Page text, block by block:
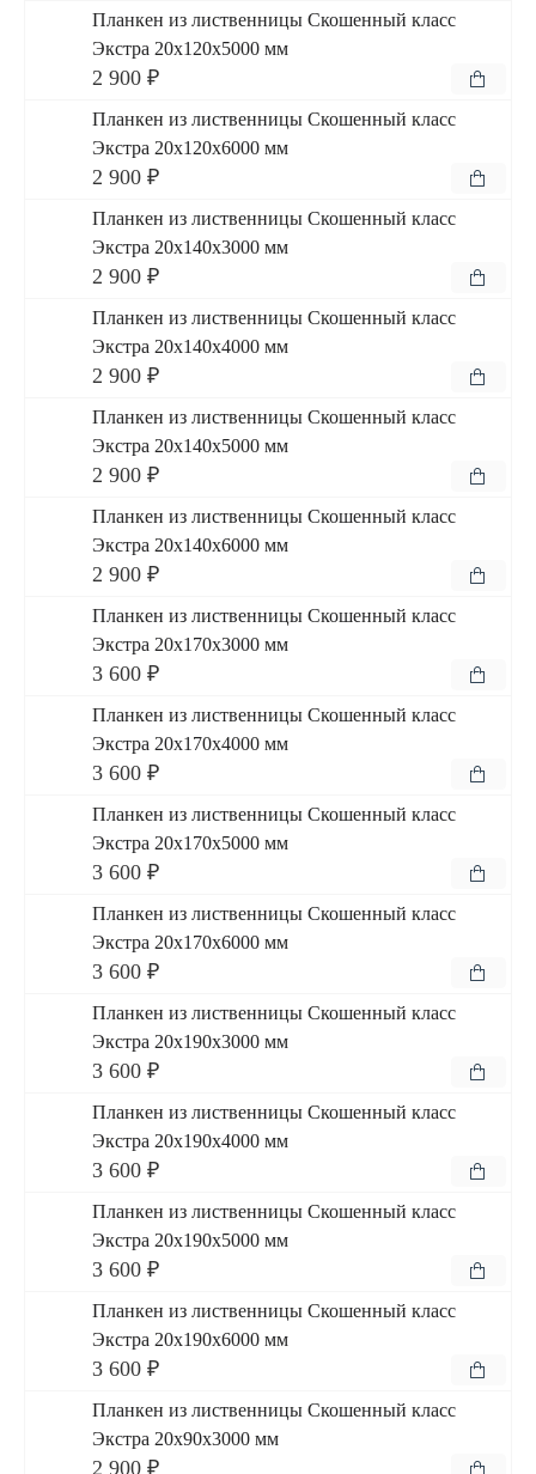
Планкен из лиственницы Скошенный класс
Экстра 20x120x5000 мм
2 900 ₽
Планкен из лиственницы Скошенный класс
Экстра 20x120x6000 мм
2 900 ₽
Планкен из лиственницы Скошенный класс
Экстра 20x140x3000 мм
2 900 ₽
Планкен из лиственницы Скошенный класс
Экстра 20x140x4000 мм
2 900 ₽
Планкен из лиственницы Скошенный класс
Экстра 20x140x5000 мм
2 900 ₽
Планкен из лиственницы Скошенный класс
Экстра 20x140x6000 мм
2 900 ₽
Планкен из лиственницы Скошенный класс
Экстра 20x170x3000 мм
3 600 ₽
Планкен из лиственницы Скошенный класс
Экстра 20x170x4000 мм
3 600 ₽
Планкен из лиственницы Скошенный класс
Экстра 20x170x5000 мм
3 600 ₽
Планкен из лиственницы Скошенный класс
Экстра 20x170x6000 мм
3 600 ₽
Планкен из лиственницы Скошенный класс
Экстра 20x190x3000 мм
3 600 ₽
Планкен из лиственницы Скошенный класс
Экстра 20x190x4000 мм
3 600 ₽
Планкен из лиственницы Скошенный класс
Экстра 20x190x5000 мм
3 600 ₽
Планкен из лиственницы Скошенный класс
Экстра 20x190x6000 мм
3 600 ₽
Планкен из лиственницы Скошенный класс
Экстра 20x90x3000 мм
2 900 ₽